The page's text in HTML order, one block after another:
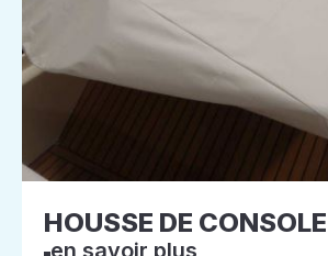
HOUSSE DE
en savoir plus